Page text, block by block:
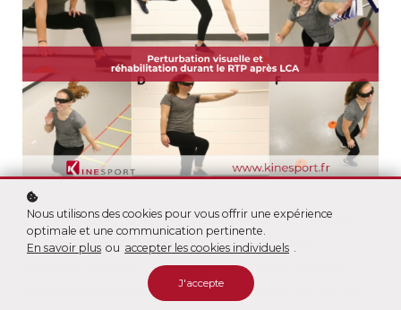
Les ruptures du ligament croisé antérieur
(LCA) sont des lésions traumatiques
fréquentes du genou. Les conséquences
neuromusculaires de cette blessure ne se
Nous utilisons des cookies pour vous offrir une expérience
optimale et une communication pertinente.
En savoir plus ou accepter les cookies individuels .
J'accepte